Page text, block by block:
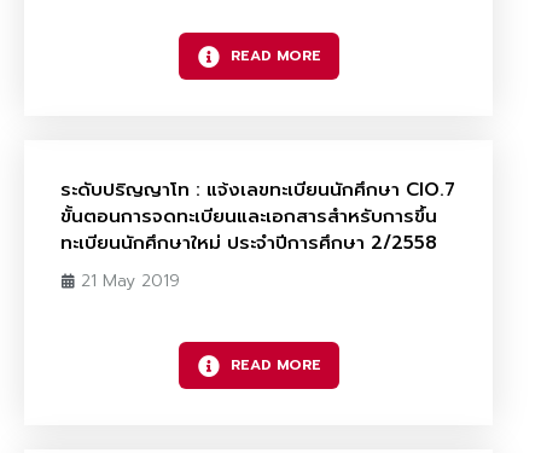
READ MORE
ระดับปริญญาโท : แจ้งเลขทะเบียนนักศึกษา CIO.7
ขั้นตอนการจดทะเบียนและเอกสารสำหรับการขึ้น
ทะเบียนนักศึกษาใหม่ ประจำปีการศึกษา 2/2558
21 May 2019
READ MORE